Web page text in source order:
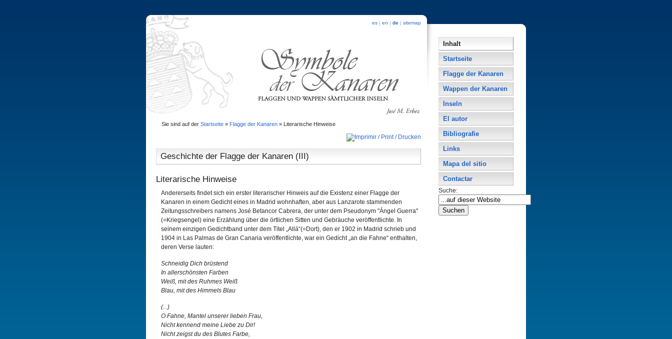
es | en | de | sitemap
Sie sind auf der Startseite» Flagge der Kanaren» Literarische Hinweise
Geschichte der Flagge der Kanaren (III)
Literarische Hinweise
Andererseits findet sich ein erster literarischer Hinweis auf die Existenz einer Flagge der
Kanaren in einem Gedicht eines in Madrid wohnhaften, aber aus Lanzarote stammenden
Zeitungsschreibers namens José Betancor Cabrera, der unter dem Pseudonym "Ángel Guerra"
(=Kriegsengel) eine Erzählung über die örtlichen Sitten und Gebräuche veröffentlichte. In
seinem einzigen Gedichtband unter dem Titel „Allá“(=Dort), den er 1902 in Madrid schrieb und
1904 in Las Palmas de Gran Canaria veröffentlichte, war ein Gedicht „an die Fahne“ enthalten,
deren Verse lauten:
Schneidig Dich brüstend
In allerschönsten Farben
Weiß, mit des Ruhmes Weiß
Blau, mit des Himmels Blau
(...)
O Fahne, Mantel unserer lieben Frau,
Nicht kennend meine Liebe zu Dir!
Nicht zeigst du des Blutes Farbe,
Inhalt
Startseite
Flagge der Kanaren
Wappen der Kanaren
Inseln
El autor
Bibliografie
Links
Mapa del sitio
Contactar
Suche: